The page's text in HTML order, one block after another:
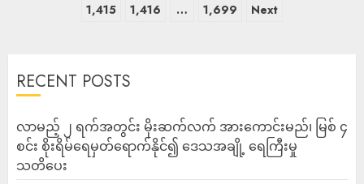
1,415
1,416 … 1,699 Next
RECENT POSTS
လာမည့် ၂ ရက်အတွင်း မိုးဆက်လက် အားကောင်းမည်၊ မြစ် ၄
စင်း စိုးရိမ်ရေမှတ်ရောက်နိုင်၍ ဒေသအချို့ ရေကြီးမှု
သတိပေး